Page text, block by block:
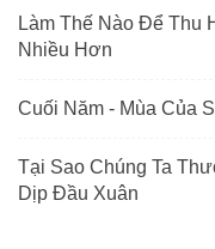
Làm Thế Nào Để Thu
Nhiều Hơn
Cuối Năm - Mùa Của
Tại Sao Chúng Ta
Dịp Đầu Xuân